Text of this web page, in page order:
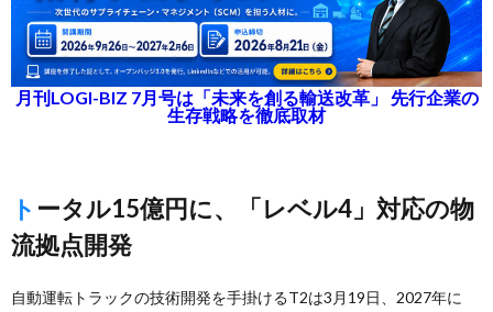
月刊LOGI-BIZ 7月号は「未来を創る輸送改革」 先行企業の
生存戦略を徹底取材
トータル15億円に、「レベル4」対応の物
流拠点開発
自動運転トラックの技術開発を手掛けるT2は3月19日、2027年に